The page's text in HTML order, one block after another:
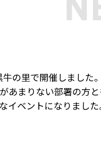
の里で開催しました。
あまりない部署の方と
イベントになりました